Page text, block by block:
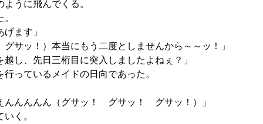
うに飛んでくる。
ます」
ッ！）本当にもう二度としませんから～～ッ！」
し、先日三桁目に突入しましたよねぇ？」
っているメイドの日向であった。
んんんん（グサッ！ グサッ！ グサッ！）」
く。